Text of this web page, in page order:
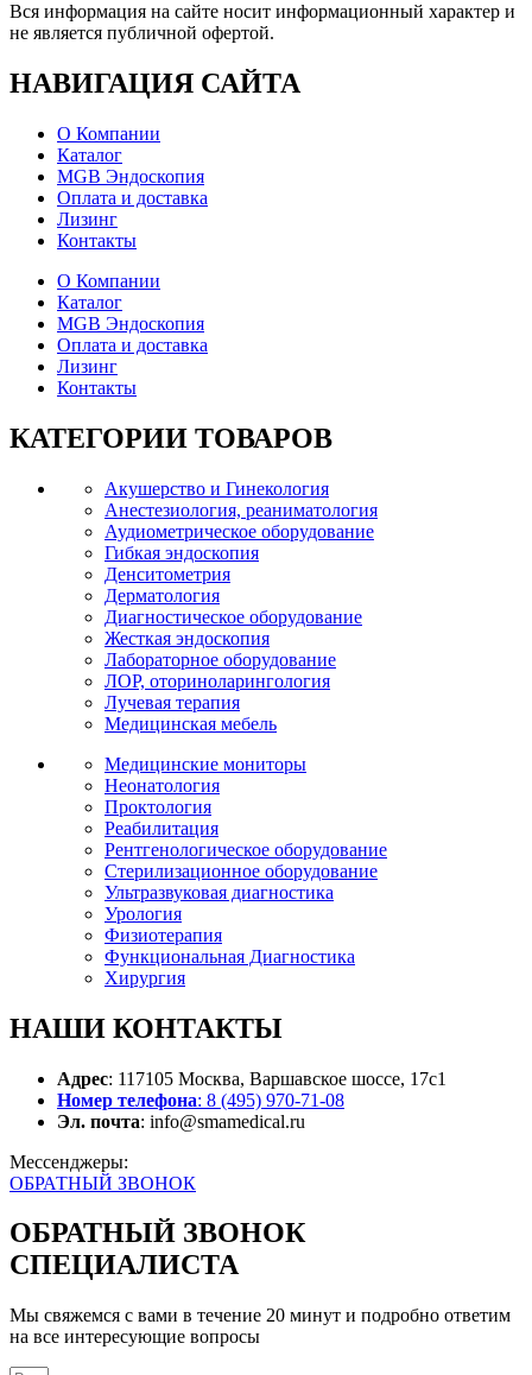
Вся информация на сайте носит информационный характер и
не является публичной офертой.
НАВИГАЦИЯ САЙТА
О Компании
Каталог
MGB Эндоскопия
Оплата и доставка
Лизинг
Контакты
О Компании
Каталог
MGB Эндоскопия
Оплата и доставка
Лизинг
Контакты
КАТЕГОРИИ ТОВАРОВ
Акушерство и Гинекология
Анестезиология, реаниматология
Аудиометрическое оборудование
Гибкая эндоскопия
Денситометрия
Дерматология
Диагностическое оборудование
Жесткая эндоскопия
Лабораторное оборудование
ЛОР, оториноларингология
Лучевая терапия
Медицинская мебель
Медицинские мониторы
Неонатология
Проктология
Реабилитация
Рентгенологическое оборудование
Стерилизационное оборудование
Ультразвуковая диагностика
Урология
Физиотерапия
Функциональная Диагностика
Хирургия
НАШИ КОНТАКТЫ
Адрес: 117105 Москва, Варшавское шоссе, 17с1
Номер телефона: 8 (495) 970-71-08
Эл. почта: info@smamedical.ru
Мессенджеры:
ОБРАТНЫЙ ЗВОНОК
ОБРАТНЫЙ ЗВОНОК
СПЕЦИАЛИСТА
Мы свяжемся с вами в течение 20 минут и подробно ответим
на все интересующие вопросы